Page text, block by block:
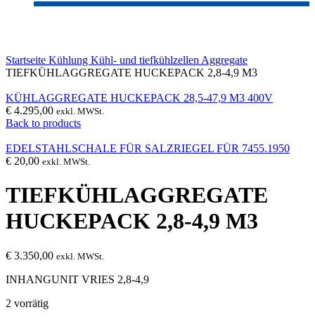
Startseite Kühlung Kühl- und tiefkühlzellen Aggregate
TIEFKÜHLAGGREGATE HUCKEPACK 2,8-4,9 M3
KÜHLAGGREGATE HUCKEPACK 28,5-47,9 M3 400V
€ 4.295,00 exkl. MWSt.
Back to products
EDELSTAHLSCHALE FÜR SALZRIEGEL FÜR 7455.1950
€ 20,00 exkl. MWSt.
TIEFKÜHLAGGREGATE
HUCKEPACK 2,8-4,9 M3
€ 3.350,00 exkl. MWSt.
INHANGUNIT VRIES 2,8-4,9
2 vorrätig